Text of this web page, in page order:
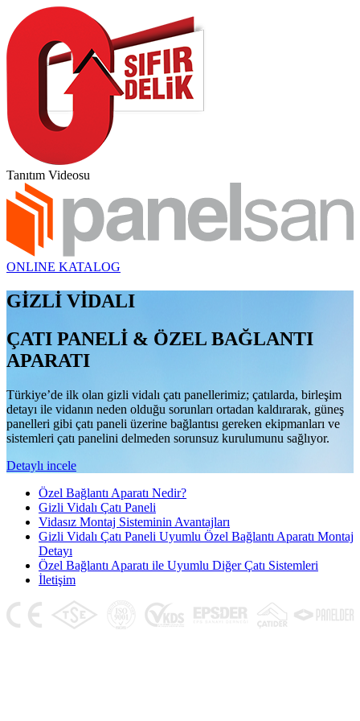
Tanıtım Videosu
ONLINE KATALOG
GİZLİ VİDALI
ÇATI PANELİ & ÖZEL BAĞLANTI
APARATI
Türkiye’de ilk olan gizli vidalı çatı panellerimiz; çatılarda, birleşim
detayı ile vidanın neden olduğu sorunları ortadan kaldırarak, güneş
panelleri gibi çatı paneli üzerine bağlantısı gereken ekipmanları ve
sistemleri çatı panelini delmeden sorunsuz kurulumunu sağlıyor.
Detaylı incele
Özel Bağlantı Aparatı Nedir?
Gizli Vidalı Çatı Paneli
Vidasız Montaj Sisteminin Avantajları
Gizli Vidalı Çatı Paneli Uyumlu Özel Bağlantı Aparatı Montaj
Detayı
Özel Bağlantı Aparatı ile Uyumlu Diğer Çatı Sistemleri
İletişim